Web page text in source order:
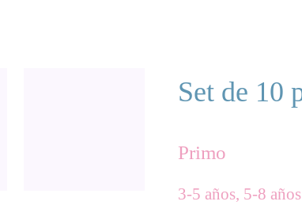
Set de 10
Primo
3-5 años, 5-8 años